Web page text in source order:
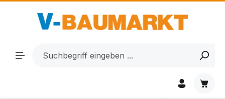
Zum Hauptinhalt springen